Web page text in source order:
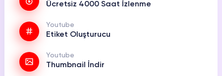
Ücretsiz 4000 Saat İzlenme
Youtube
Etiket Oluşturucu
Youtube
Thumbnail İndir